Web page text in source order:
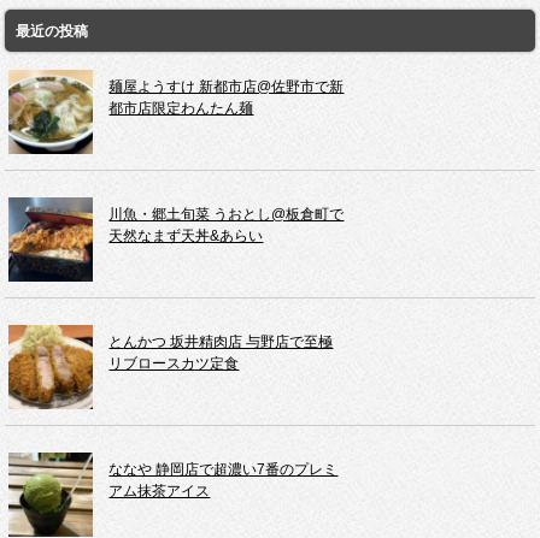
最近の投稿
麺屋ようすけ 新都市店@佐野市で新
都市店限定わんたん麺
川魚・郷土旬菜 うおとし@板倉町で
天然なまず天丼&あらい
とんかつ 坂井精肉店 与野店で至極
リブロースカツ定食
ななや 静岡店で超濃い7番のプレミ
アム抹茶アイス